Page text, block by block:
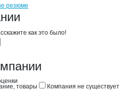
ИСИНОВ Э.
Э.
резюме
Э., КФХ
как это было!
о неточностях
товары Компания не существует